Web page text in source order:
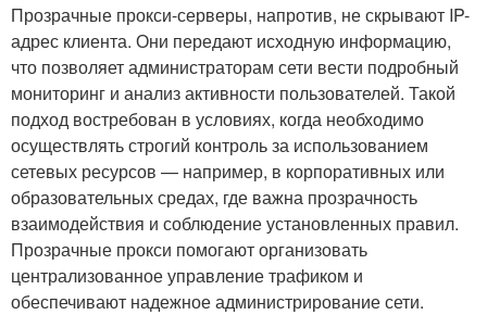
Прозрачные прокси-серверы, напротив, не скрывают IP-
адрес клиента. Они передают исходную информацию,
что позволяет администраторам сети вести подробный
мониторинг и анализ активности пользователей. Такой
подход востребован в условиях, когда необходимо
осуществлять строгий контроль за использованием
сетевых ресурсов — например, в корпоративных или
образовательных средах, где важна прозрачность
взаимодействия и соблюдение установленных правил.
Прозрачные прокси помогают организовать
централизованное управление трафиком и
обеспечивают надежное администрирование сети.